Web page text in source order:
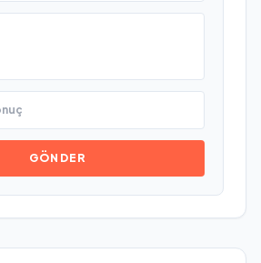
GÖNDER